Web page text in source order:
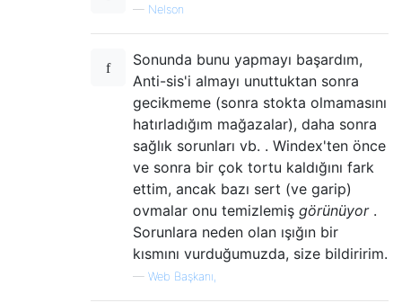
— Nelson
Sonunda bunu yapmayı başardım,
Anti-sis'i almayı unuttuktan sonra
gecikmeme (sonra stokta olmamasını
hatırladığım mağazalar), daha sonra
sağlık sorunları vb. . Windex'ten önce
ve sonra bir çok tortu kaldığını fark
ettim, ancak bazı sert (ve garip)
ovmalar onu temizlemiş görünüyor.
Sorunlara neden olan ışığın bir
kısmını vurduğumuzda, size bildiririm.
— Web Başkanı,